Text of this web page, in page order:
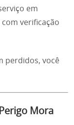
em
verificação
perdidos, você
Mora